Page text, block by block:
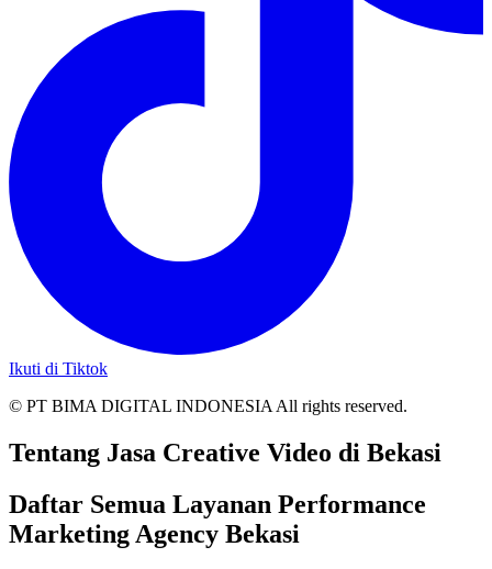
Ikuti di Tiktok
© PT BIMA DIGITAL INDONESIA All rights reserved.
Tentang Jasa Creative Video di Bekasi
Daftar Semua Layanan Performance
Marketing Agency Bekasi